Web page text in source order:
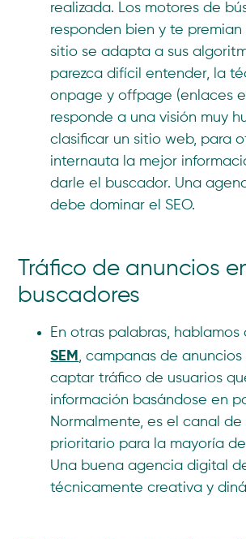
realizada. Los motores de
responden bien y te premian
sitio se adapta a sus
parezca difícil entender, la
onpage y offpage (enlaces
responde a una visión muy
clasificar un sitio web, para
internauta la mejor
darle el buscador. Una
debe dominar el SEO.
Tráfico de anuncios
buscadores
En otras palabras, hablamos
SEM, campanas de
captar tráfico de usuarios
información basándose en
Normalmente, es el canal
prioritario para la mayoría
Una buena agencia digital
técnicamente creativa y